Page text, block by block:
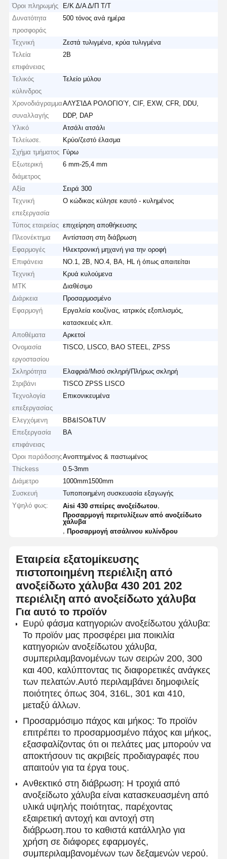
Αρχική
Σελίδα
Προϊόντα
Σχετικά Με
Γύρος
Ποιοτικός
Έλεγχος
Επαφή Νέα
Ενωμένοι στενά σωλήνες χάλυβα
Χωρίς συγκόλληση σωλήνες χάλυβα
Σωλήνες από ανοξείδωτο χάλυβα
Σιδηρουργικοί σωλήνες ακριβείας
Τεχνητά κυλίνδρους
Καυτός - κυλημένες σπείρες
Ελασματοποιημένες εν ψυχρώ σπείρες
Επικάλυψη με χρώμα
Όροι πληρωμής
Ε/Κ Δ/Α Δ/Π Τ/Τ
Δυνατότητα
προσφοράς
500 τόνος ανά ημέρα
Τεχνική
Ζεστά τυλιγμένα, κρύα τυλιγμένα
Τελεία
επιφάνειας
2Β
Τελικός
κύλινδρος
Τελείο μύλου
Χρονοδιάγραμμα
συναλλαγής
ΑΛΥΣΊΔΑ ΡΟΛΟΓΙΟΎ, CIF, EXW, CFR, DDU,
DDP, DAP
Υλικό
Ατσάλι ατσάλι
Τελείωσε.
Κρύο/ζεστό έλασμα
Σχήμα τμήματος Γύρω
Εξωτερική
διάμετρος
6 mm-25,4 mm
Αξία
Σειρά 300
Τεχνική
επεξεργασία
Ο κώδικας κύλησε καυτό - κυλημένος
Τύπος εταιρείας επιχείρηση αποθήκευσης
Πλεονέκτημα
Αντίσταση στη διάβρωση
Εφαρμογές
Ηλεκτρονική μηχανή για την οροφή
Επιφάνεια
NO.1, 2B, NO.4, BA, HL ή όπως απαιτείται
Τεχνική
Κρυά κυλούμενα
ΜΤΚ
Διαθέσιμο
Διάρκεια
Προσαρμοσμένο
Εφαρμογή
Εργαλεία κουζίνας, ιατρικός εξοπλισμός,
κατασκευές κλπ.
Αποθέματα
Αρκετοί
Ονομασία
εργοστασίου
TISCO, LISCO, BAO STEEL, ZPSS
Σκληρότητα
Ελαφριά/Μισό σκληρή/Πλήρως σκληρή
Στριβάνι
TISCO ZPSS LISCO
Τεχνολογία
επεξεργασίας
Επικονικευμένα
Ελεγχόμενη
ΒΒ&ISO&TUV
Επεξεργασία
επιφάνειας
BA
Όροι παράδοσηςΑνοπτημένος & παστωμένος
Thickess
0.5-3mm
Διάμετρο
1000mm1500mm
Συσκευή
Τυποποιημένη συσκευασία εξαγωγής
Υψηλό φως:
Aisi 430 σπείρες ανοξείδωτου
Προσαρμογή περιτυλίξεων από ανοξείδωτο
χάλυβα
,Προσαρμογή ατσάλινου κυλίνδρου
Εταιρεία εξατομίκευσης
πιστοποιημένη περιέλιξη από
ανοξείδωτο χάλυβα 430 201 202
περιέλιξη από ανοξείδωτο χάλυβα
Για αυτό το προϊόν
Ευρύ φάσμα κατηγοριών ανοξείδωτου χάλυβα:
Το προϊόν μας προσφέρει μια ποικιλία
κατηγοριών ανοξείδωτου χάλυβα,
συμπεριλαμβανομένων των σειρών 200, 300
και 400, καλύπτοντας τις διαφορετικές ανάγκες
των πελατών.Αυτό περιλαμβάνει δημοφιλείς
ποιότητες όπως 304, 316L, 301 και 410,
μεταξύ άλλων.
Προσαρμόσιμο πάχος και μήκος: Το προϊόν
επιτρέπει το προσαρμοσμένο πάχος και μήκος,
εξασφαλίζοντας ότι οι πελάτες μας μπορούν να
αποκτήσουν τις ακριβείς προδιαγραφές που
απαιτούν για τα έργα τους.
Ανθεκτικό στη διάβρωση: Η τροχιά από
ανοξείδωτο χάλυβα είναι κατασκευασμένη από
υλικά υψηλής ποιότητας, παρέχοντας
εξαιρετική αντοχή και αντοχή στη
διάβρωση.που το καθιστά κατάλληλο για
χρήση σε διάφορες εφαρμογές,
συμπεριλαμβανομένων των δεξαμενών νερού.